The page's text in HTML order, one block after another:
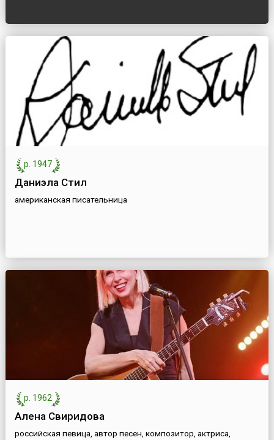
р. 1947
Даниэла Стил
американская писательница
р. 1962
Алена Свиридова
российская певица, автор песен, композитор, актриса,